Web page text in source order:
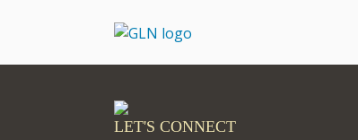
LET'S CONNECT